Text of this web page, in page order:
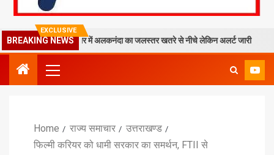
EXCLUSIVE
BREAKING NEWS
मलबा, श्रीनगर में अलकनंदा का जलस्तर खतरे से नीचे लेकिन अलर्ट जारी
Home राज्य समाचार
उत्तराखण्ड
फिल्मी करियर को धामी सरकार का समर्थन, FTII से